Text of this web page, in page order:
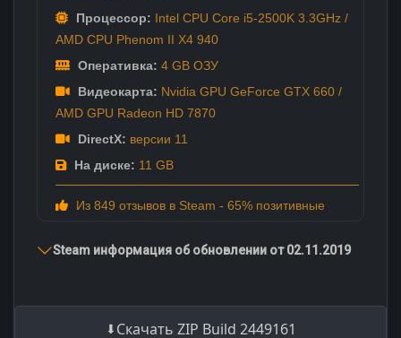
Процессор: Intel CPU Core i5-2500K 3.3GHz /
AMD CPU Phenom II X4 940
Оперативка: 4 GB ОЗУ
Видеокарта: Nvidia GPU GeForce GTX 660 /
AMD GPU Radeon HD 7870
DirectX: версии 11
На диске: 11 GB
Из 849 отзывов в Steam - 65% позитивные
Steam информация об обновлении от 02.11.2019
Скачать ZIP Build 2449161